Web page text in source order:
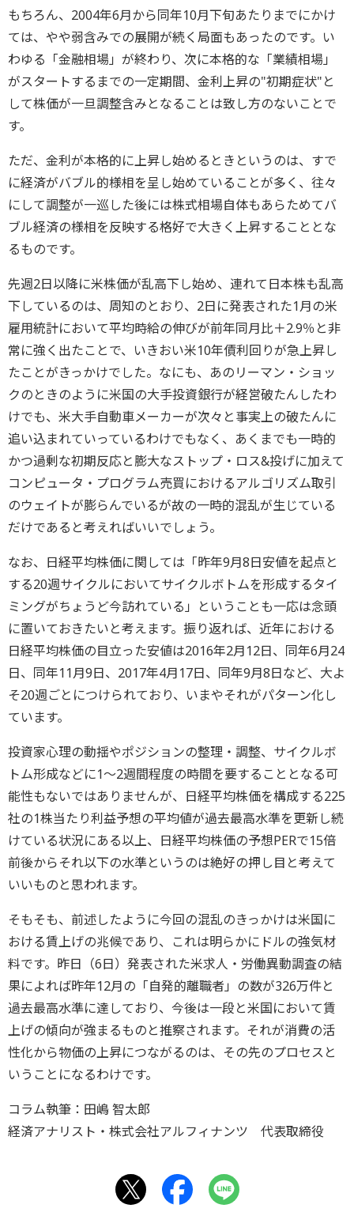
もちろん、2004年6月から同年10月下旬あたりまでにかけ
ては、やや弱含みでの展開が続く局面もあったのです。い
わゆる「金融相場」が終わり、次に本格的な「業績相場」
がスタートするまでの一定期間、金利上昇の"初期症状"と
して株価が一旦調整含みとなることは致し方のないことで
す。
ただ、金利が本格的に上昇し始めるときというのは、すで
に経済がバブル的様相を呈し始めていることが多く、往々
にして調整が一巡した後には株式相場自体もあらためてバ
ブル経済の様相を反映する格好で大きく上昇することとな
るものです。
先週2日以降に米株価が乱高下し始め、連れて日本株も乱高
下しているのは、周知のとおり、2日に発表された1月の米
雇用統計において平均時給の伸びが前年同月比＋2.9％と非
常に強く出たことで、いきおい米10年債利回りが急上昇し
たことがきっかけでした。なにも、あのリーマン・ショッ
クのときのように米国の大手投資銀行が経営破たんしたわ
けでも、米大手自動車メーカーが次々と事実上の破たんに
追い込まれていっているわけでもなく、あくまでも一時的
かつ過剰な初期反応と膨大なストップ・ロス&投げに加えて
コンピュータ・プログラム売買におけるアルゴリズム取引
のウェイトが膨らんでいるが故の一時的混乱が生じている
だけであると考えればいいでしょう。
なお、日経平均株価に関しては「昨年9月8日安値を起点と
する20週サイクルにおいてサイクルボトムを形成するタイ
ミングがちょうど今訪れている」ということも一応は念頭
に置いておきたいと考えます。振り返れば、近年における
日経平均株価の目立った安値は2016年2月12日、同年6月24
日、同年11月9日、2017年4月17日、同年9月8日など、大よ
そ20週ごとにつけられており、いまやそれがパターン化し
ています。
投資家心理の動揺やポジションの整理・調整、サイクルボ
トム形成などに1～2週間程度の時間を要することとなる可
能性もないではありませんが、日経平均株価を構成する225
社の1株当たり利益予想の平均値が過去最高水準を更新し続
けている状況にある以上、日経平均株価の予想PERで15倍
前後からそれ以下の水準というのは絶好の押し目と考えて
いいものと思われます。
そもそも、前述したように今回の混乱のきっかけは米国に
おける賃上げの兆候であり、これは明らかにドルの強気材
料です。昨日（6日）発表された米求人・労働異動調査の結
果によれば昨年12月の「自発的離職者」の数が326万件と
過去最高水準に達しており、今後は一段と米国において賃
上げの傾向が強まるものと推察されます。それが消費の活
性化から物価の上昇につながるのは、その先のプロセスと
いうことになるわけです。
コラム執筆：田嶋 智太郎
経済アナリスト・株式会社アルフィナンツ 代表取締役